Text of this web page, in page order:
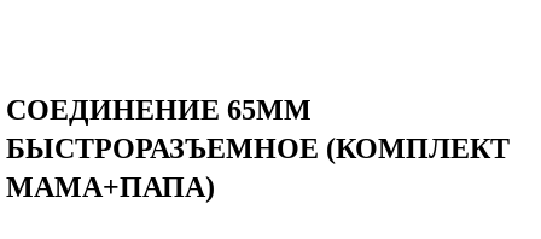
СОЕДИНЕНИЕ 65ММ
БЫСТРОРАЗЪЕМНОЕ (КОМПЛЕКТ
МАМА+ПАПА)